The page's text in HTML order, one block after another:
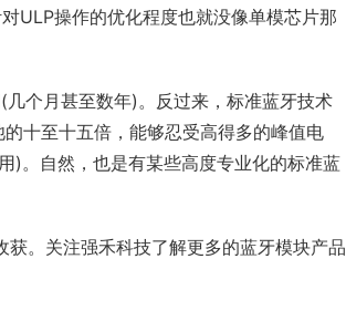
ULP操作的优化程度也就没像单模芯片那
个月甚至数年)。反过来，标准蓝牙技术
十至十五倍，能够忍受高得多的峰值电
)。自然，也是有某些高度专业化的标准蓝
。关注强禾科技了解更多的蓝牙模块产品